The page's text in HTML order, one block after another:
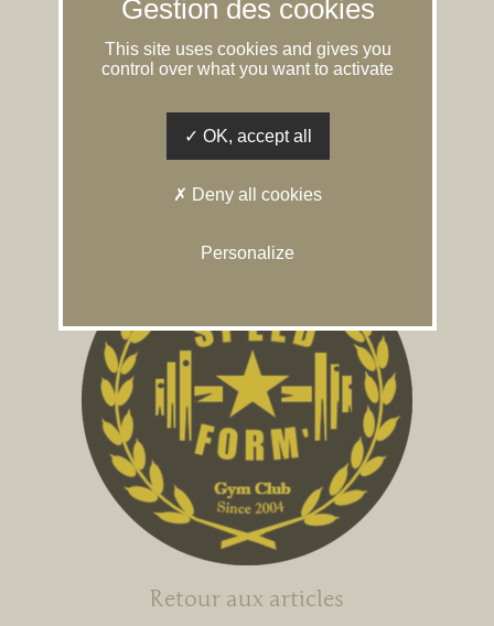
Retour aux articles
This site uses cookies and gives you
control over what you want to activate
OK, accept all
Deny all cookies
Personalize